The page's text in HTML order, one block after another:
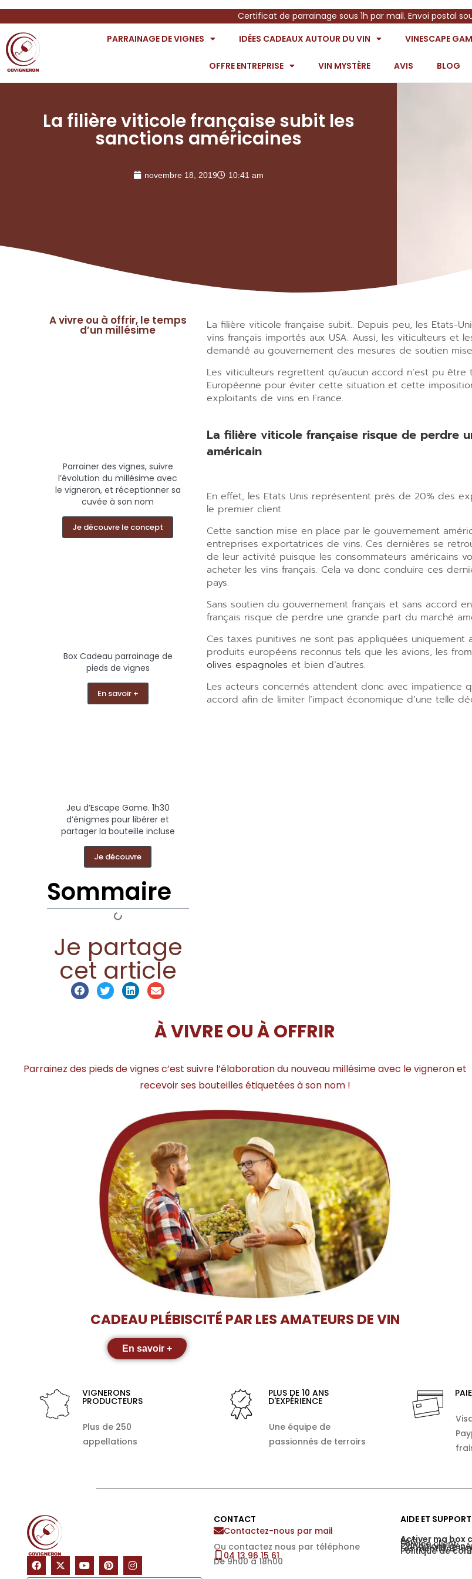
Certificat de parrainage sous 1h par mail. Envoi postal
PARRAINAGE DE VIGNES
IDÉES CADEAUX AUTOUR DU VIN VINESCAPE
OFFRE ENTREPRISE VIN MYSTÈRE AVIS BLOG
La filière viticole française subit les
sanctions américaines
novembre 18, 2019 10:41 am
A vivre ou à offrir, le temps
d’un millésime
Parrainer des vignes, suivre
l’évolution du millésime avec
le vigneron, et réceptionner sa
cuvée à son nom
Je découvre le concept
Box Cadeau parrainage de
pieds de vignes
En savoir +
Jeu d’Escape Game. 1h30
d’énigmes pour libérer et
partager la bouteille incluse
Je découvre
Sommaire
Je partage
cet article
La filière viticole française subit..​ Depuis peu, les Etats-
vins français importés aux USA. Aussi, les viticulteurs et
demandé au gouvernement des mesures de soutien
Les viticulteurs regrettent qu’aucun accord n’est pu être
Européenne pour éviter cette situation et cette
exploitants de vins en France.
La filière viticole française risque de perdre
américain
En effet, les Etats Unis représentent près de 20% des
le premier client.
Cette sanction mise en place par le gouvernement
entreprises exportatrices de vins. Ces dernières se
de leur activité puisque les consommateurs américains
acheter les vins français. Cela va donc conduire ces
pays.
Sans soutien du gouvernement français et sans accord
français risque de perdre une grande part du marché
Ces taxes punitives ne sont pas appliquées uniquement
produits européens reconnus tels que les avions, les
olives espagnoles et bien d’autres.
Les acteurs concernés attendent donc avec impatience
accord afin de limiter l’impact économique d’une telle
À VIVRE OU À OFFRIR
Parrainez des pieds de vignes c’est suivre l’élaboration du nouveau millésime avec le vigneron et
recevoir ses bouteilles étiquetées à son nom !
CADEAU PLÉBISCITÉ PAR LES AMATEURS DE VIN
En savoir +
VIGNERONS
PRODUCTEURS
Plus de 250
appellations
PLUS DE 10 ANS
D'EXPÉRIENCE
Une équipe de
passionnés de terroirs
CONTACT
Contactez-nous par mail
Ou contactez nous par téléphone
De 9h00 à 18h00
04 13 96 15 61
AIDE ET SUPPORT
Activer ma box
FAQ
Service client
Conditions
Les mentions
Politique de